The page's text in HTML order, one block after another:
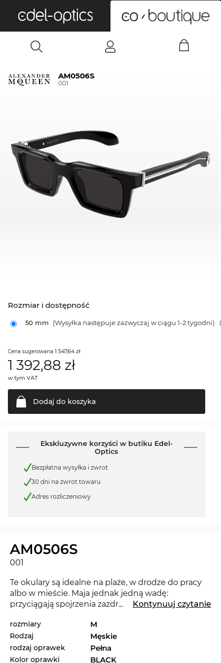
AM0506S
001
Rozmiar i dostępność
50 mm (Wysyłka następuje zazwyczaj w ciągu 1-2 tygodni)
Cena sugerowana 1 547,64 zł
1 392,88 zł
w tym VAT
Dodaj do koszyka
Ekskluzywne korzyści w butiku Edel-
Optics
Bezpłatna wysyłka i zwrot
30 dni na zwrot towaru
Adres rozliczeniowy
AM0506S
001
Te okulary są idealne na plaże, w drodze do pracy
albo w mieście. Maja jednak jedną wadę:
przyciągają spojrzenia zazdrośników. Okulary
rynku i sprawią, że będziesz na czasie.
Oprawka jest specjalnie zaprojektowana dla
mężczyzn. Styl Newscool Coll łączy się tutaj z
... Kontynuuj czytanie
rozmiary M
Rodzaj Męskie
rodzaj oprawek Pełna
Kolor oprawki BLACK